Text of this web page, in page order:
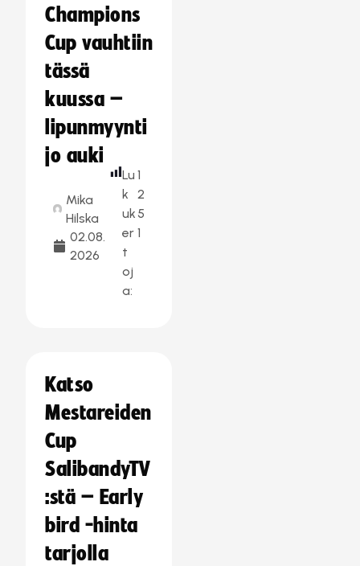
Champions
Cup vauhtiin
tässä
kuussa –
lipunmyynti
jo auki
Mika
Hilska
02.08.
2026
Lu
k
uk
er
t
oj
a:
1
2
5
1
Katso
Mestareiden
Cup
SalibandyTV
:stä – Early
bird -hinta
tarjolla